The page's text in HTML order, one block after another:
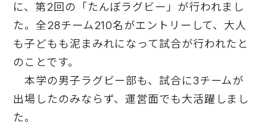
に、第2回の「たんぼラグビー」が行われまし
た。全28チーム210名がエントリーして、大人
も子どもも泥まみれになって試合が行われたと
のことです。
本学の男子ラグビー部も、試合に3チームが
出場したのみならず、運営面でも大活躍しまし
た。